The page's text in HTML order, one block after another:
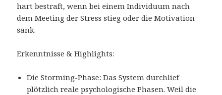
hart bestraft, wenn bei einem Individuum nach
dem Meeting der Stress stieg oder die Motivation
sank.
Erkenntnisse & Highlights:
Die Storming-Phase: Das System durchlief
plötzlich reale psychologische Phasen. Weil die